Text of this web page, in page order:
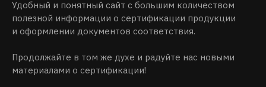
Удобный и понятный сайт с большим количеством
полезной информации о сертификации продукции
и оформлении документов соответствия.
Продолжайте в том же духе и радуйте нас новыми
материалами о сертификации!